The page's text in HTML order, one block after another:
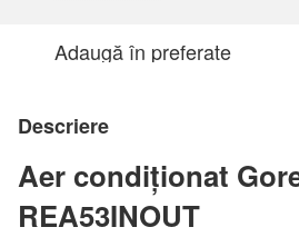
Adaugă în preferate
Descriere
Aer condiționat
REA53INOUT